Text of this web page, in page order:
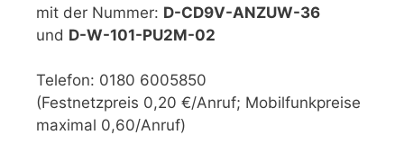
mit der Nummer: D-CD9V-ANZUW-36
und D-W-101-PU2M-02
Telefon: 0180 6005850
(Festnetzpreis 0,20 €/Anruf; Mobilfunkpreise
maximal 0,60/Anruf)